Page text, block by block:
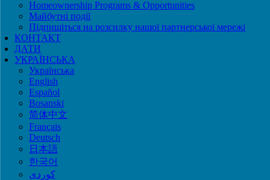
Homeownership Programs & Opportunities
Майбутні події
Підпишіться на розсилку нашої партнерської мережі
КОНТАКТ
ДАТИ
УКРАЇНСЬКА
Українська
English
Español
Bosanski
简体中文
Français
Deutsch
日本語
한국어